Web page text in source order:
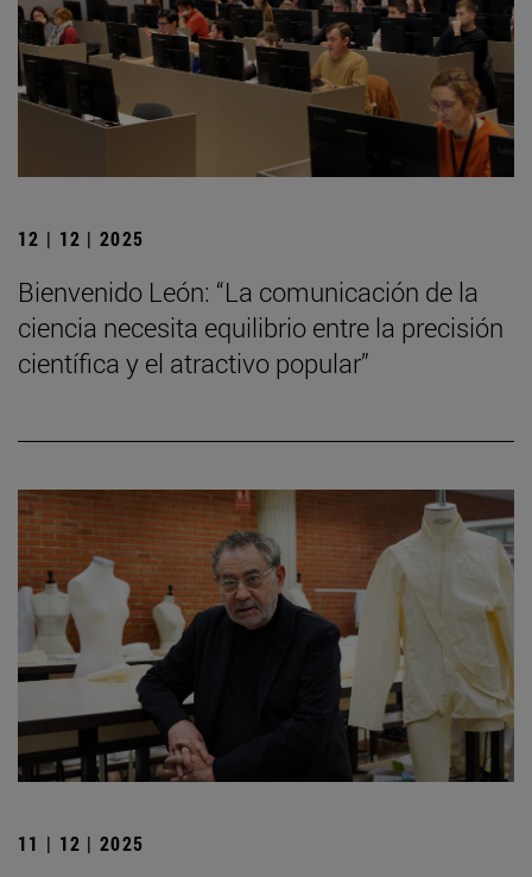
12 | 12 | 2025
Bienvenido León: “La comunicación de la
ciencia necesita equilibrio entre la precisión
científica y el atractivo popular”
11 | 12 | 2025